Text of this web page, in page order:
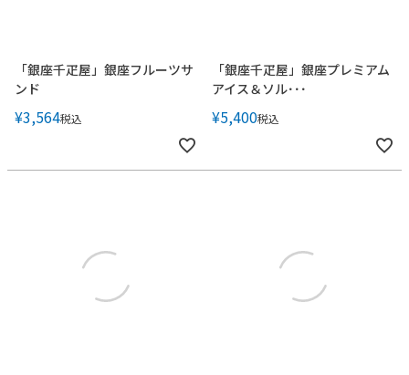
「銀座千疋屋」銀座フルーツサ
ンド
¥3,564税込
「銀座千疋屋」銀座プレミアム
アイス＆ソル･･･
¥5,400税込